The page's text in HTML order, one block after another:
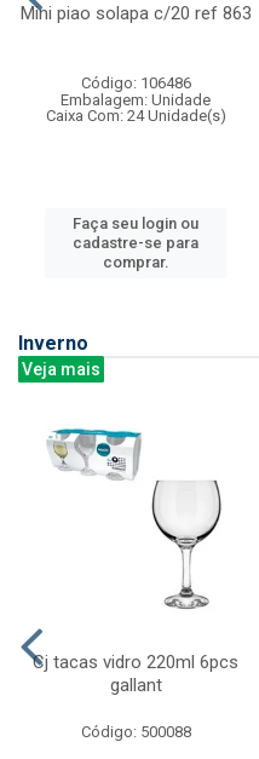
Mini piao solapa c/20 ref 863
Código: 106486
Embalagem: Unidade
Caixa Com: 24 Unidade(s)
Faça seu login ou
cadastre-se para
comprar.
Inverno
Veja mais
Cj tacas vidro 220ml 6pcs
gallant
Código: 500088